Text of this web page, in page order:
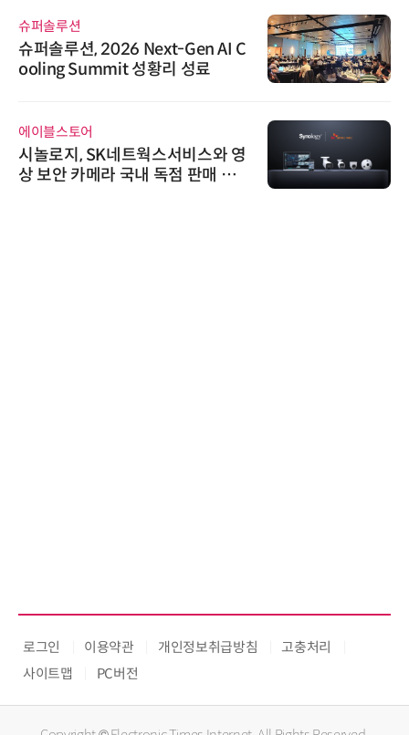
슈퍼솔루션
슈퍼솔루션, 2026 Next-Gen AI C
ooling Summit 성황리 성료
에이블스토어
시놀로지, SK네트웍스서비스와 영
상 보안 카메라 국내 독점 판매 파
로그인 이용약관 개인정보취급방침
고충처리
사이트맵
PC버전